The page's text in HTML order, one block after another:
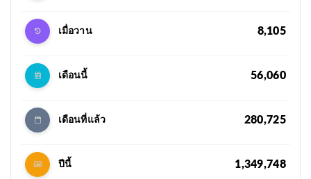
เมื่อวาน 8,105
เดือนนี้ 56,060
เดือนที่แล้ว 280,725
ปีนี้ 1,349,748